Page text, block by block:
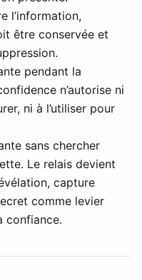
l’information,
être conservée et
pendant la
n’autorise ni
ni à l’utiliser pour
sans chercher
Le relais devient
capture
comme levier
confiance.